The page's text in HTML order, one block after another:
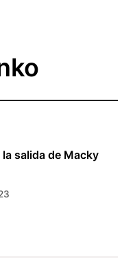
salida de Macky